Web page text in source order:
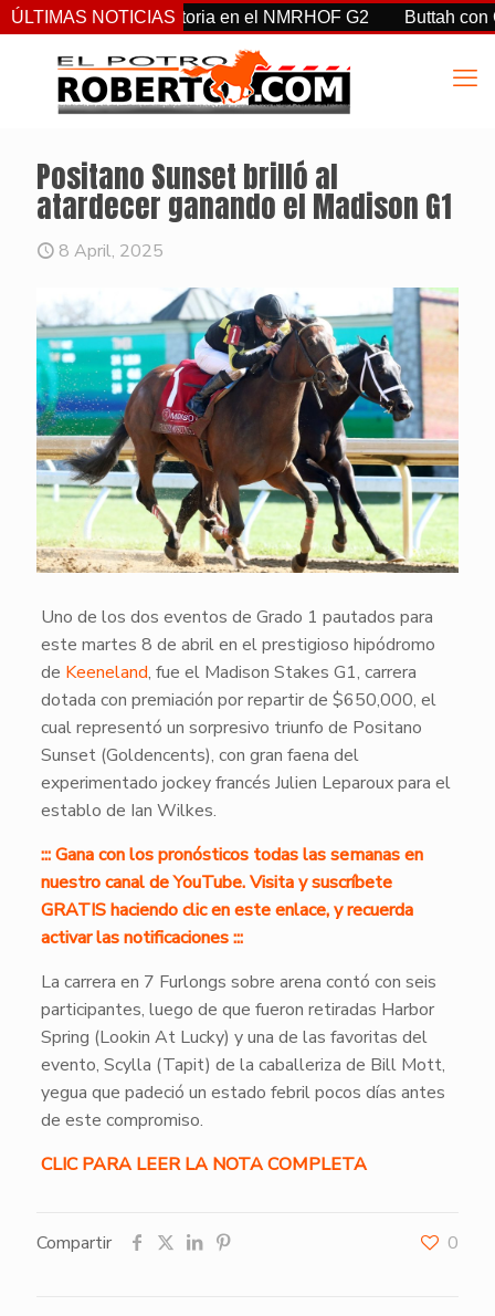
ÚLTIMAS NOTICIAS
hacen historia en el NMRHOF G2 Buttah con
Positano Sunset brilló al
atardecer ganando el Madison G1
8 April, 2025
Uno de los dos eventos de Grado 1 pautados para
este martes 8 de abril en el prestigioso hipódromo
de Keeneland, fue el Madison Stakes G1, carrera
dotada con premiación por repartir de $650,000, el
cual representó un sorpresivo triunfo de Positano
Sunset (Goldencents), con gran faena del
experimentado jockey francés Julien Leparoux para el
establo de Ian Wilkes.
::: Gana con los pronósticos todas las semanas en
nuestro canal de YouTube. Visita y suscríbete
GRATIS haciendo clic en este enlace, y recuerda
activar las notificaciones :::
La carrera en 7 Furlongs sobre arena contó con seis
participantes, luego de que fueron retiradas Harbor
Spring (Lookin At Lucky) y una de las favoritas del
evento, Scylla (Tapit) de la caballeriza de Bill Mott,
yegua que padeció un estado febril pocos días antes
de este compromiso.
CLIC PARA LEER LA NOTA COMPLETA
Compartir 0